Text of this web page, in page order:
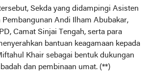
Sekda yang didampingi Asisten
Pembangunan Andi Ilham Abubakar,
Camat Sinjai Tengah, serta para
bantuan keagamaan kepada
Khair sebagai bentuk dukungan
dan pembinaan umat. (**)